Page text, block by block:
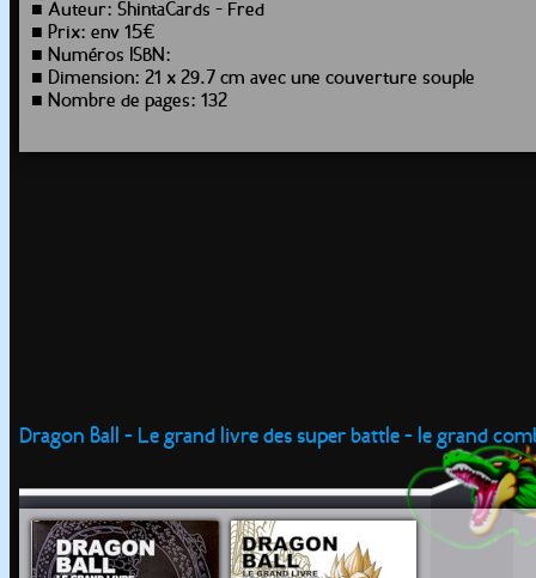
■ Auteur: ShintaCards - Fred
■ Prix: env 15€
■ Numéros ISBN:
■ Dimension: 21 x 29.7 cm avec une couverture souple
■ Nombre de pages: 132
Dragon Ball - Le grand livre des super battle - le grand